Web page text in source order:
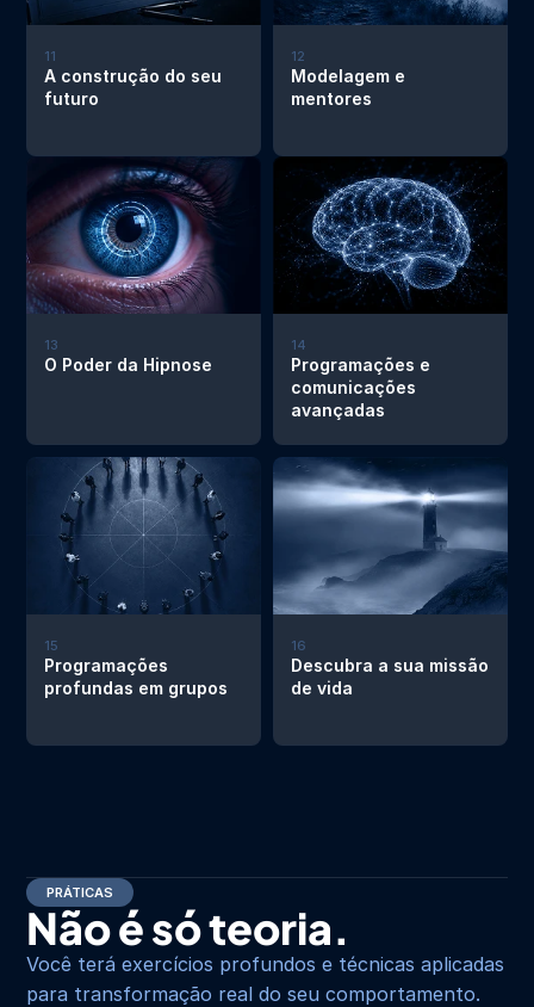
11
A construção do seu
futuro
12
Modelagem e
mentores
13
O Poder da Hipnose
14
Programações e
comunicações
avançadas
15
Programações
profundas em grupos
16
Descubra a sua missão
de vida
PRÁTICAS
Não é só teoria.
Você terá exercícios profundos e técnicas aplicadas
para transformação real do seu comportamento.